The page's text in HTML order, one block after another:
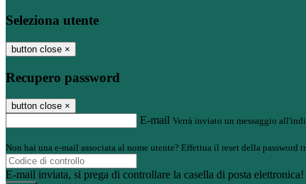
Seleziona utente
button close ×
Recupero password
button close ×
E-mail Verrà inviato un messaggio
Non hai una e-mail associata al nome utente? Effettua il reset della password
E-mail inviata, si prega di controllare la casella di posta elettronica!